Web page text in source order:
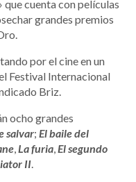
cuenta con películas
grandes premios
por el cine en un
Festival Internacional
Briz.
ocho grandes
salvar; El baile del
La furia El segundo
II